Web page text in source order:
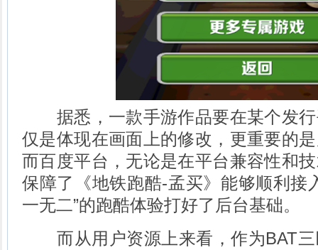
据悉，一款手游作品要在某个发行
仅是体现在画面上的修改，更重要的
而百度平台，无论是在平台兼容性和
保障了《地铁跑酷-孟买》能够顺利接
一无二”的跑酷体验打好了后台基础。
而从用户资源上来看，作为BAT三